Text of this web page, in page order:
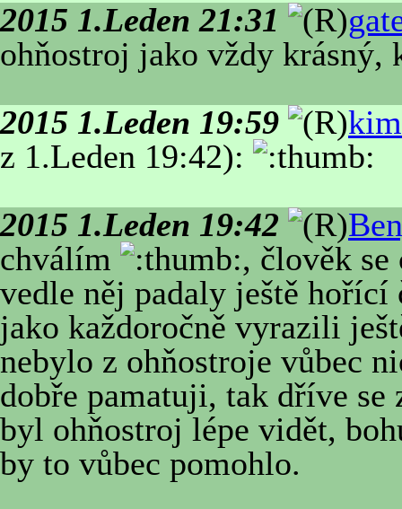
2015 1.Leden 21:31
ohňostroj jako vždy krásný,
2015 1.Leden 19:59
z 1.Leden 19:42):
2015 1.Leden 19:42
chválím
, člověk
vedle něj padaly ještě
jako každoročně vyrazili
nebylo z ohňostroje vůbec
dobře pamatuji, tak dříve
byl ohňostroj lépe vidět,
by to vůbec pomohlo.